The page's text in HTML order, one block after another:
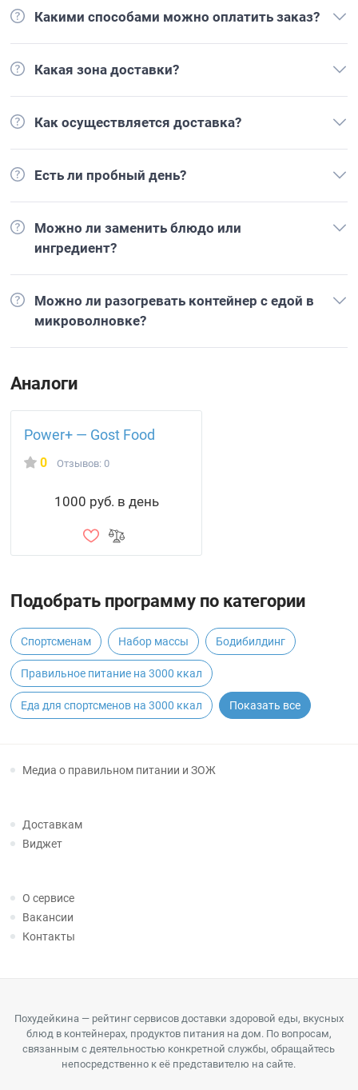
Какими способами можно оплатить заказ?
Какая зона доставки?
Как осуществляется доставка?
Есть ли пробный день?
Можно ли заменить блюдо или
ингредиент?
Можно ли разогревать контейнер с едой в
микроволновке?
Аналоги
Power+ — Gost Food
0 Отзывов: 0
1000 руб. в день
Подобрать программу по категории
Спортсменам Набор массы Бодибилдинг
Правильное питание на 3000 ккал
Еда для спортсменов на 3000 ккал Показать все
Медиа о правильном питании и ЗОЖ
Доставкам
Виджет
О сервисе
Вакансии
Контакты
Похудейкина — рейтинг сервисов доставки здоровой еды, вкусных
блюд в контейнерах, продуктов питания на дом. По вопросам,
связанным с деятельностью конкретной службы, обращайтесь
непосредственно к её представителю на сайте.